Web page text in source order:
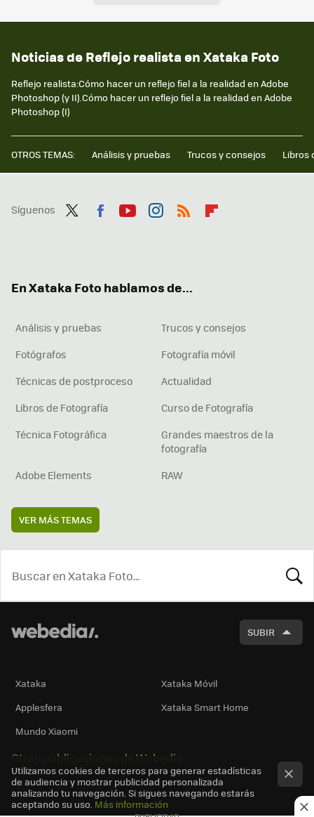
Noticias de Reflejo realista en Xataka Foto
Reflejo realista:Cómo hacer un reflejo fiel a la realidad en Adobe
Photoshop (y II).Cómo hacer un reflejo fiel a la realidad en Adobe
Photoshop (I)
OTROS TEMAS: Análisis y pruebas Trucos y consejos Libros
Síguenos
En Xataka Foto hablamos de...
Análisis y pruebas
Trucos y consejos
Fotógrafos
Fotografía móvil
Técnicas de postproceso
Actualidad
Libros de Fotografía
Curso de Fotografía
Técnica Fotográfica
Grandes maestros de la
fotografía
Adobe Elements
RAW
VER MÁS TEMAS
SUBIR
Xataka
Xataka Móvil
Applesfera
Xataka Smart Home
Mundo Xiaomi
Otras publicaciones de Webedia
Utilizamos cookies de terceros para generar estadísticas
de audiencia y mostrar publicidad personalizada
analizando tu navegación. Si sigues navegando estarás
aceptando su uso. Más información